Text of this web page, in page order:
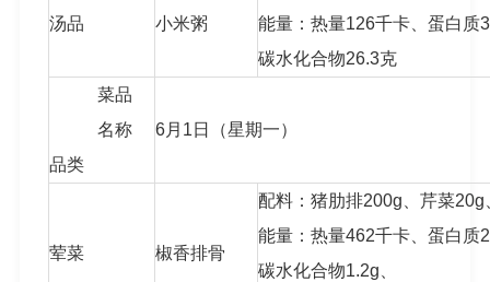
汤品 小米粥
能量：热量126千卡、蛋白质
碳水化合物26.3克
菜品
名称
品类
6月1日（星期一）
荤菜 椒香排骨
配料：猪肋排200g、芹菜
能量：热量462千卡、蛋白质
碳水化合物1.2g、